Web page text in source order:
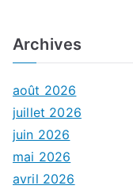
Archives
août 2026
juillet 2026
juin 2026
mai 2026
avril 2026